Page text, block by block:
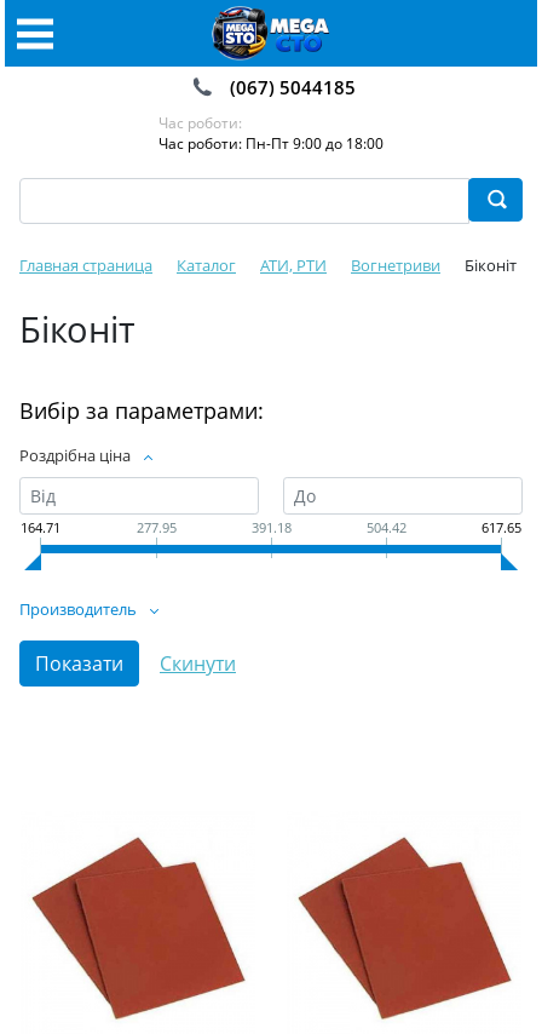
(067) 5044185
Час роботи:
Час роботи: Пн-Пт 9:00 до 18:00
Главная страница Каталог АТИ, РТИ Вогнетриви Біконіт
Біконіт
Вибір за параметрами:
Роздрібна ціна
164.71 277.95 391.18 504.42 617.65
Производитель